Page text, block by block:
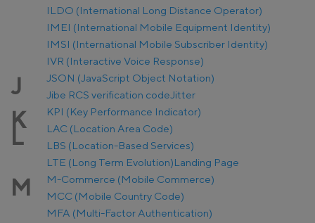
ILDO (International Long Distance Operator)
IMEI (International Mobile Equipment Identity)
IMSI (International Mobile Subscriber Identity)
IVR (Interactive Voice Response)
J
JSON (JavaScript Object Notation)
Jibe RCS verification codeJitter
K KPI (Key Performance Indicator)
L
LAC (Location Area Code)
LBS (Location-Based Services)
LTE (Long Term Evolution)Landing Page
M
M-Commerce (Mobile Commerce)
MCC (Mobile Country Code)
MFA (Multi-Factor Authentication)